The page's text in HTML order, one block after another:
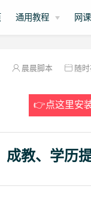
通用教程 网
晨晨脚本 随
👉点这里安
成教、学历